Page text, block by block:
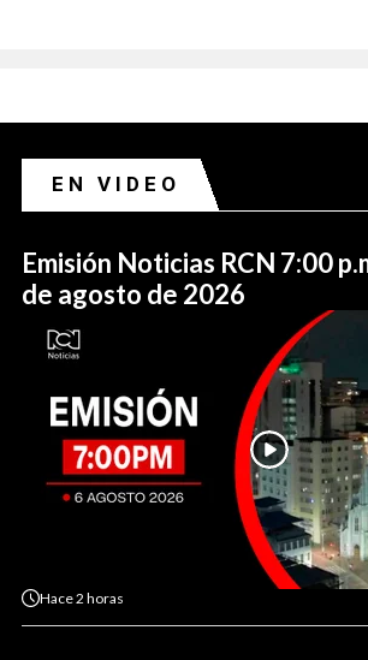
EN VIDEO
Emisión Noticias RCN 7:00
de agosto de 2026
Hace2 horas